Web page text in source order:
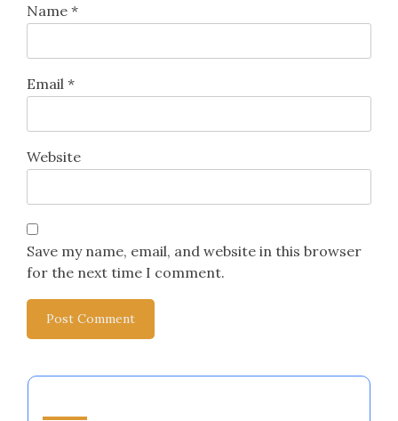
Name *
Email *
Website
Save my name, email, and website in this browser
for the next time I comment.